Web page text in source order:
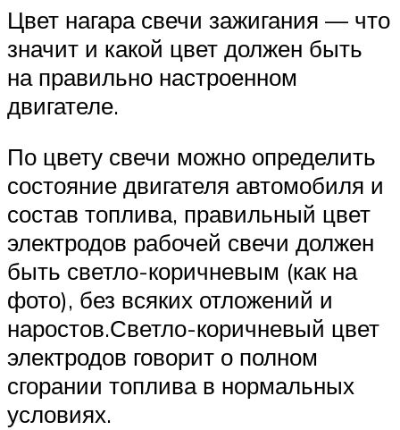
Цвет нагара свечи зажигания — что
значит и какой цвет должен быть
на правильно настроенном
двигателе.
По цвету свечи можно определить
состояние двигателя автомобиля и
состав топлива, правильный цвет
электродов рабочей свечи должен
быть светло-коричневым (как на
фото), без всяких отложений и
наростов.Светло-коричневый цвет
электродов говорит о полном
сгорании топлива в нормальных
условиях.